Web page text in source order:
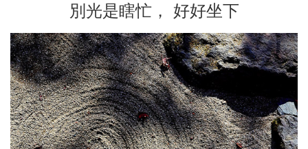
別光是瞎忙， 好好坐下